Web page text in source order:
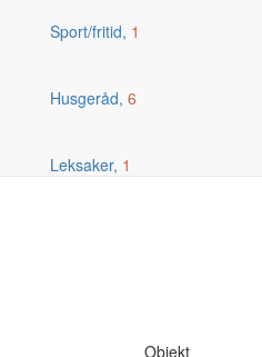
Sport/fritid, 1
Husgeråd, 6
Leksaker, 1
Objekt